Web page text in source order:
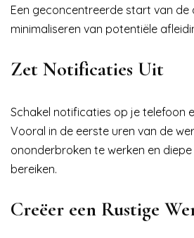
Een geconcentreerde start van de
minimaliseren van potentiële
Zet Notificaties Uit
Schakel notificaties op je telefoon
Vooral in de eerste uren van de
ononderbroken te werken en
bereiken.
Creëer een Rustige